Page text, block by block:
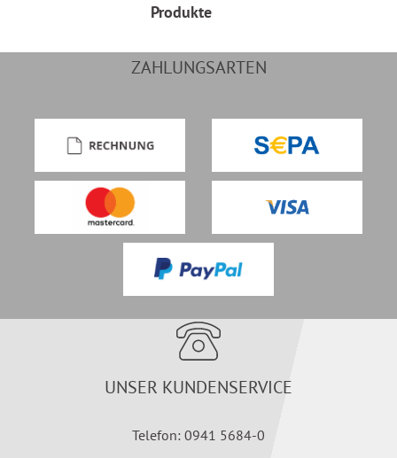
Produkte
ZAHLUNGSARTEN
UNSER KUNDENSERVICE
Telefon: 0941 5684-0